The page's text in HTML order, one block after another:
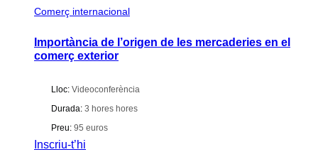
Comerç internacional
Importància de l’origen de les mercaderies en el
comerç exterior
Lloc: Videoconferència
Durada: 3 hores hores
Preu: 95 euros
Inscriu-t’hi